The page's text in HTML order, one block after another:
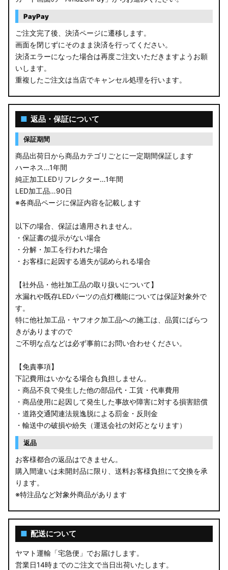
PayPay
ご注文完了後、決済ページに遷移します。
画面を閉じずにそのまま決済を行ってください。
決済エラーになった場合は再度ご注文いただきますようお願
いします。
重複したご注文は当店でキャンセル処理を行います。
■ 返品・保証について
保証期間
商品出荷日から商品カテゴリごとに一定期間保証します
ハーネス…1年間
純正加工LEDリフレクター…1年間
LED加工品…90日
※各商品ページに保証内容を記載します
以下の場合、保証は適用されません。
・保証書の提示がない場合
・分解・加工を行われた場合
・お客様に起因する過失が認められる場合
【社外品・他社加工品の取り扱いについて】
水漏れや既存LEDパーツの点灯機能については保証対象外で
す。
特に他社加工品・ヤフオク加工品への施工は、品質にばらつ
きがありますので
ご不明な点などは必ず事前にお問い合わせください。
【免責事項】
下記費用はいかなる場合も負担しません。
・商品不良で発生した他の部品代・工賃・代車費用
・商品使用に起因して発生した事故や障害に対する損害賠償
・道路交通関連法規逸脱による罰金・反則金
・輸送中の破損や紛失（運送会社の対応となります）
返品
お客様都合の返品はできません。
購入間違いは未開封品に限り、送料お客様負担にて交換を承
ります。
※特注品など対象外商品があります
■ 配送について
ヤマト運輸「宅急便」でお届けします。
営業日14時までのご注文で当日出荷いたします。